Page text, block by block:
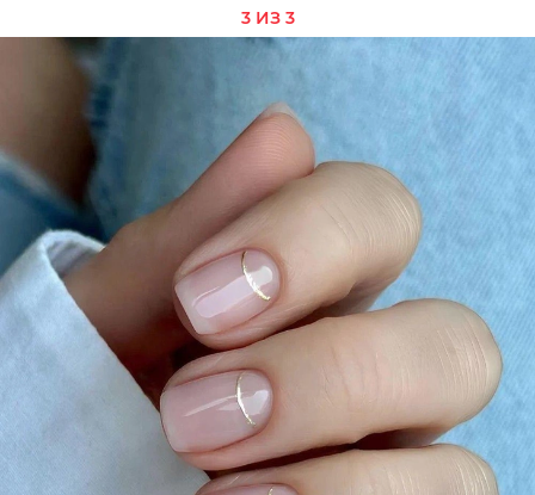
3 ИЗ 3